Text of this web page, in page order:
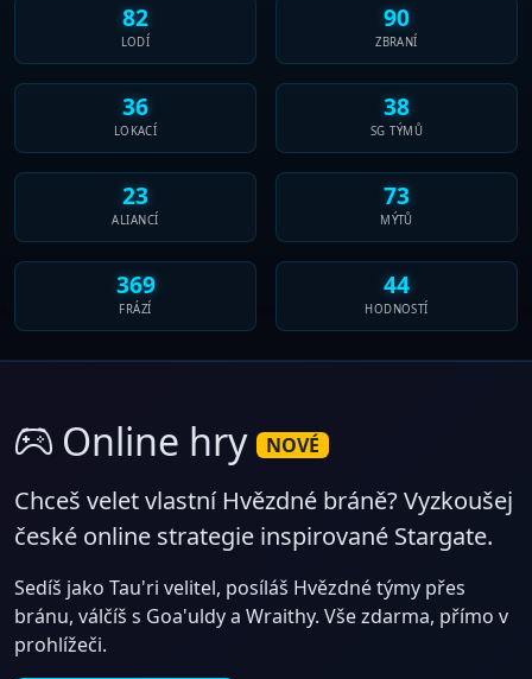
82
LODÍ
90
ZBRANÍ
36
LOKACÍ
38
SG TÝMŮ
23
ALIANCÍ
73
MÝTŮ
369
FRÁZÍ
44
HODNOSTÍ
Online hry NOVÉ
Chceš velet vlastní Hvězdné bráně? Vyzkoušej
české online strategie inspirované Stargate.
Sedíš jako Tau'ri velitel, posíláš Hvězdné týmy přes
bránu, válčíš s Goa'uldy a Wraithy. Vše zdarma, přímo v
prohlížeči.